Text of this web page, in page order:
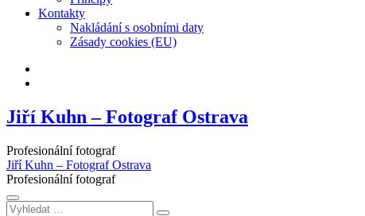
Kontakty
Nakládání s osobními daty
Zásady cookies (EU)
Jiří Kuhn – Fotograf Ostrava
Profesionální fotograf
Jiří Kuhn – Fotograf Ostrava
Profesionální fotograf
Vyhledat